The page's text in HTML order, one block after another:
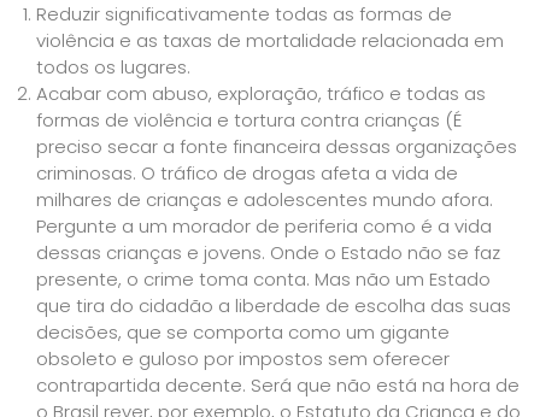
Reduzir significativamente todas as formas de
violência e as taxas de mortalidade relacionada em
todos os lugares.
Acabar com abuso, exploração, tráfico e todas as
formas de violência e tortura contra crianças (É
preciso secar a fonte financeira dessas organizações
criminosas. O tráfico de drogas afeta a vida de
milhares de crianças e adolescentes mundo afora.
Pergunte a um morador de periferia como é a vida
dessas crianças e jovens. Onde o Estado não se faz
presente, o crime toma conta. Mas não um Estado
que tira do cidadão a liberdade de escolha das suas
decisões, que se comporta como um gigante
obsoleto e guloso por impostos sem oferecer
contrapartida decente. Será que não está na hora de
o Brasil rever, por exemplo, o Estatuto da Criança e do